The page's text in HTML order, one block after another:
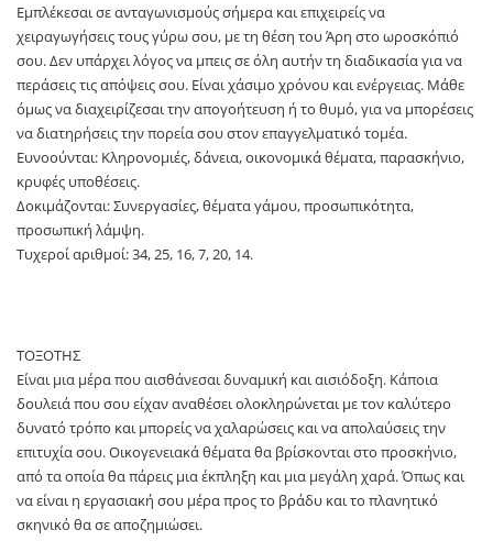
Εμπλέκεσαι σε ανταγωνισμούς σήμερα και επιχειρείς να
χειραγωγήσεις τους γύρω σου, με τη θέση του Άρη στο ωροσκόπιό
σου. Δεν υπάρχει λόγος να μπεις σε όλη αυτήν τη διαδικασία για να
περάσεις τις απόψεις σου. Είναι χάσιμο χρόνου και ενέργειας. Μάθε
όμως να διαχειρίζεσαι την απογοήτευση ή το θυμό, για να μπορέσεις
να διατηρήσεις την πορεία σου στον επαγγελματικό τομέα.
Ευνοούνται: Κληρονομιές, δάνεια, οικονομικά θέματα, παρασκήνιο,
κρυφές υποθέσεις.
Δοκιμάζονται: Συνεργασίες, θέματα γάμου, προσωπικότητα,
προσωπική λάμψη.
Τυχεροί αριθμοί: 34, 25, 16, 7, 20, 14.
ΤΟΞΟΤΗΣ
Είναι μια μέρα που αισθάνεσαι δυναμική και αισιόδοξη. Κάποια
δουλειά που σου είχαν αναθέσει ολοκληρώνεται με τον καλύτερο
δυνατό τρόπο και μπορείς να χαλαρώσεις και να απολαύσεις την
επιτυχία σου. Οικογενειακά θέματα θα βρίσκονται στο προσκήνιο,
από τα οποία θα πάρεις μια έκπληξη και μια μεγάλη χαρά. Όπως και
να είναι η εργασιακή σου μέρα προς το βράδυ και το πλανητικό
σκηνικό θα σε αποζημιώσει.